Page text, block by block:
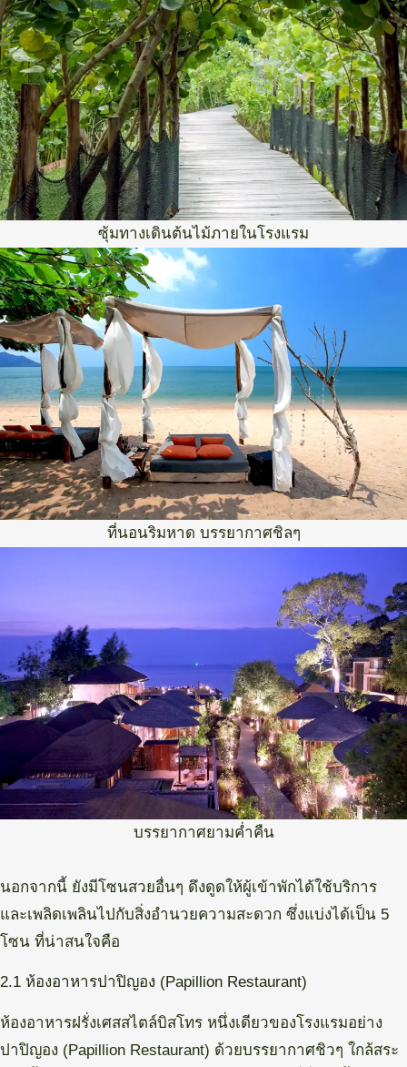
ซุ้มทางเดินต้นไม้ภายในโรงแรม
ที่นอนริมหาด บรรยากาศชิลๆ
บรรยากาศยามค่ำคืน
นอกจากนี้ ยังมีโซนสวยอื่นๆ ดึงดูดให้ผู้เข้าพักได้ใช้บริการ
และเพลิดเพลินไปกับสิ่งอำนวยความสะดวก ซึ่งแบ่งได้เป็น 5
โซน ที่น่าสนใจคือ
2.1 ห้องอาหารปาปิญอง (Papillion Restaurant)
ห้องอาหารฝรั่งเศสสไตล์บิสโทร หนึ่งเดียวของโรงแรมอย่าง
ปาปิญอง (Papillion Restaurant) ด้วยบรรยากาศชิวๆ ใกล้สระ